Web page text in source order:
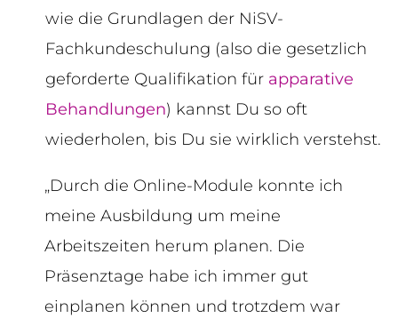
wie die Grundlagen der NiSV-
Fachkundeschulung (also die gesetzlich
geforderte Qualifikation für apparative
Behandlungen) kannst Du so oft
wiederholen, bis Du sie wirklich verstehst.
„Durch die Online-Module konnte ich
meine Ausbildung um meine
Arbeitszeiten herum planen. Die
Präsenztage habe ich immer gut
einplanen können und trotzdem war